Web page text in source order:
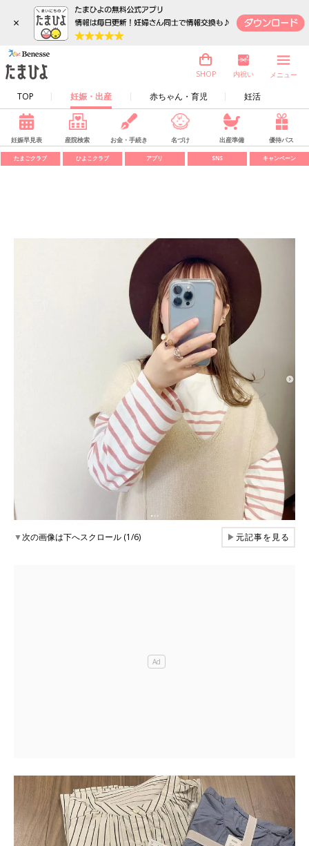
×
TOP 妊娠・出産 赤ちゃん・育児 妊活
SHOP 内祝い メニュー
妊娠早見表 産院検索 お金・手続き 名づけ 出産準備 優待パス
たまごクラブ ひよこクラブ アプリ SNS キャンペーン
▼次の画像は下へスクロール (1/6) ▶元記事を見る